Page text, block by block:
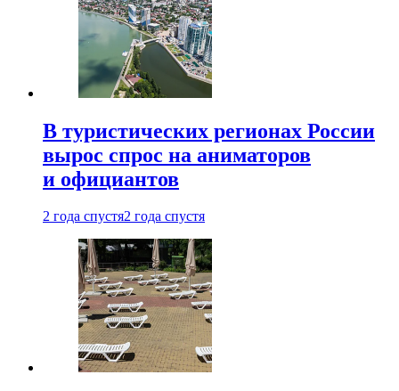
В туристических регионах России
вырос спрос на аниматоров
и официантов
2 года спустя2 года спустя